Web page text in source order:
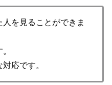
を見ることができま
応です。